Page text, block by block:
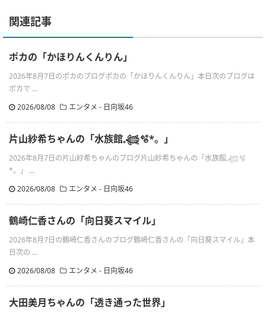
関連記事
ポカの「かほりんくんりん」
2026年8月7日のポカのブログポカの「かほりんくんりん」本日次のブログは
ポカで ...
2026/08/08
エンタメ - 日向坂46
片山紗希ちゃんの「水族館𓈒𓆉🫧‪*。」
2026年8月7日の片山紗希ちゃんのブログ片山紗希ちゃんの「水族館𓈒𓆉🫧‪
*。」 ...
2026/08/08
エンタメ - 日向坂46
鶴崎仁香さんの「向日葵スマイル」
2026年8月7日の鶴崎仁香さんのブログ鶴崎仁香さんの「向日葵スマイル」本
日次の ...
2026/08/08
エンタメ - 日向坂46
大田美月ちゃんの「透き通った世界」